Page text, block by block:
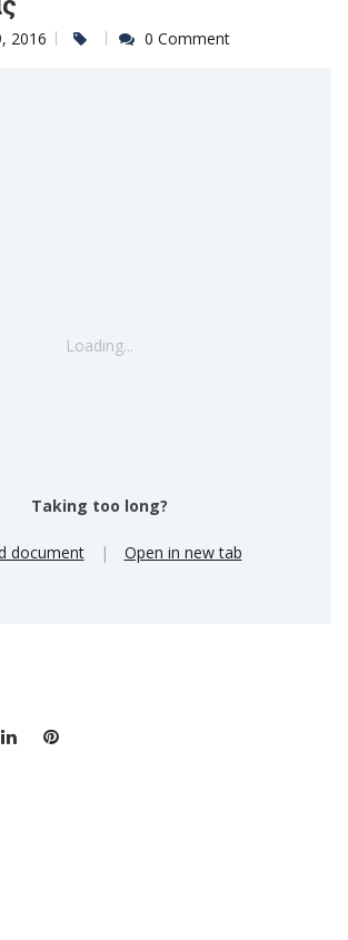
2016 0 Comment
Loading...
Taking too long?
document | Open in new tab